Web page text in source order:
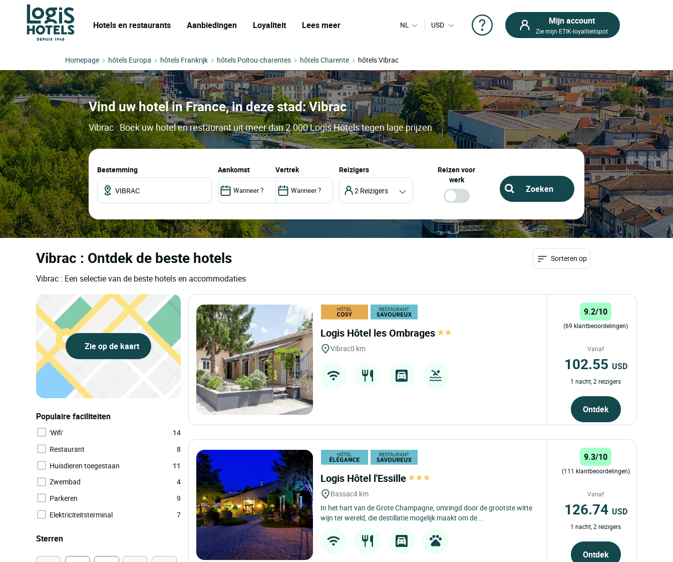
Hotels en restaurants Aanbiedingen Loyaliteit Lees meer NL USD Mijn account
Zie mijn ETIK-loyaliteitspot
Homepage hôtels Europa hôtels Frankrijk hôtels Poitou-charentes hôtels Charente hôtels Vibrac
Vind uw hotel in France, in deze stad: Vibrac
Vibrac : Boek uw hotel en restaurant uit meer dan 2.000 Logis Hotels tegen lage prijzen
Bestemming aankomst vertrek Reizigers
2 Reizigers
Reizen voor
werk
Vibrac : Ontdek de beste hotels
Vibrac : Een selectie van de beste hotels en accommodaties
Sorteren op
Zie op de kaart
Populaire faciliteiten
'Wifi'
14
Restaurant
8
Huisdieren toegestaan
11
Zwembad
4
Parkeren
9
Elektriciteitsterminal
7
Sterren
Logis Hôtel les Ombrages
Vibrac0 km
9.2/10
(69 klantbeoordelingen)
Vanaf
102.55 USD
1 nacht, 2 reizigers
Ontdek
Logis Hôtel l'Essille
Bassac4 km
In het hart van de Grote Champagne, omringd door de grootste witte
wijn ter wereld, die destillatie mogelijk maakt om de...
9.3/10
(111 klantbeoordelingen)
Vanaf
126.74 USD
1 nacht, 2 reizigers
Ontdek